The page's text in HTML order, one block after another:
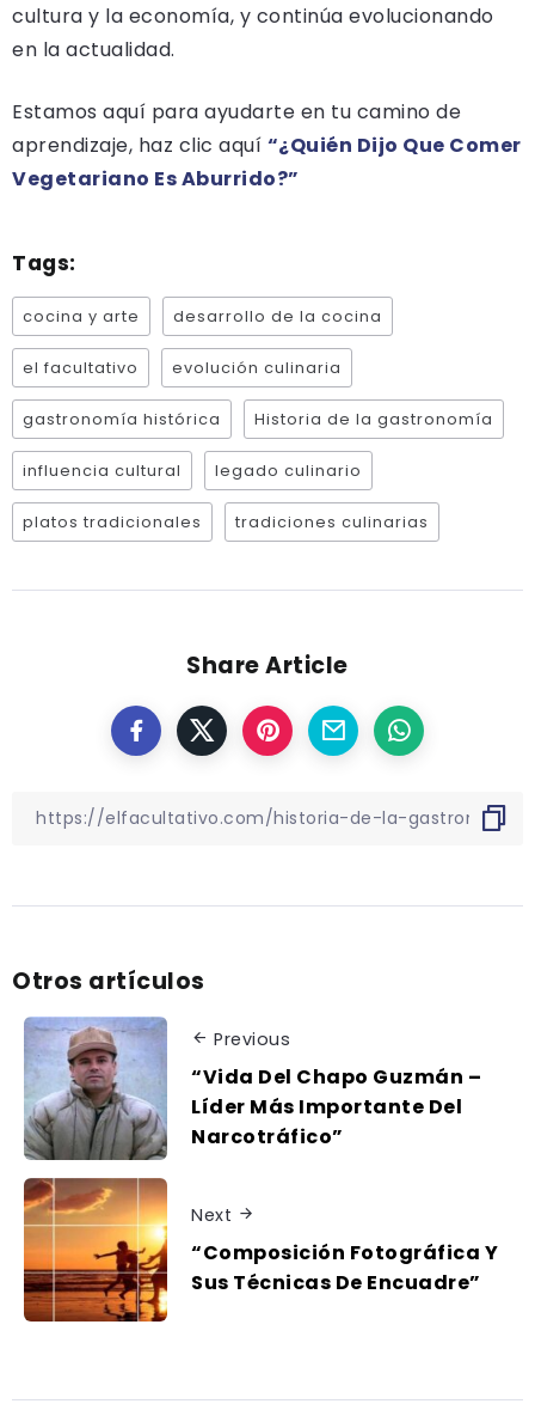
cultura y la economía, y continúa evolucionando
en la actualidad.
Estamos aquí para ayudarte en tu camino de
aprendizaje, haz clic aquí “¿Quién Dijo Que Comer
Vegetariano Es Aburrido?”
Tags:
cocina y arte desarrollo de la cocina
el facultativo evolución culinaria
gastronomía histórica Historia de la gastronomía
influencia cultural legado culinario
platos tradicionales tradiciones culinarias
Share Article
Otros artículos
Previous
“Vida Del Chapo Guzmán –
Líder Más Importante Del
Narcotráfico”
Next
“Composición Fotográfica Y
Sus Técnicas De Encuadre”